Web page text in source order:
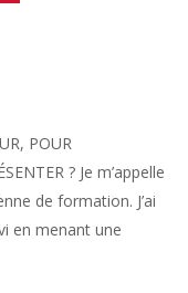
POUR
? Je m’appelle
de formation. J’ai
en menant une